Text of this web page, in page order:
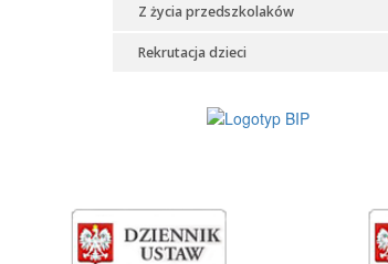
Z życia przedszkolaków
Rekrutacja dzieci